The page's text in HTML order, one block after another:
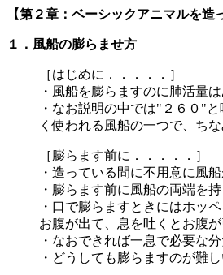
【第２章：ベーシックアニマルを造
１．風船の膨らませ方
［はじめに．．．．．］
・風船を膨らますのに肺活量
・なお説明の中では"２６０"
く使われる風船の一つで、ち
［膨らます前に．．．．．］
・造っている間に不用意に風
・膨らます前に風船の両端を
・口で膨らますときにはホッ
お腹が出て、息を吐くとお腹
・なおできれば一息で必要な
・どうしても膨らますのが難